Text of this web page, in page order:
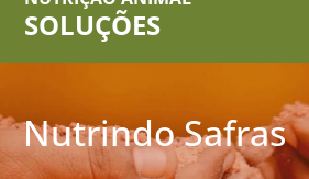
SOLUÇÕES
Nutrindo Safras